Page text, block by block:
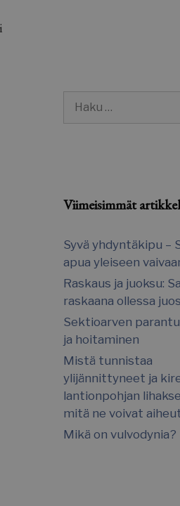
Haku:
Viimeisimmät
Syvä yhdyntäkipu –
apua yleiseen
Raskaus ja juoksu:
raskaana ollessa
Sektioarven
ja hoitaminen
Mistä tunnistaa
ylijännittyneet ja
lantionpohjan
mitä ne voivat
Mikä on vulvodynia?